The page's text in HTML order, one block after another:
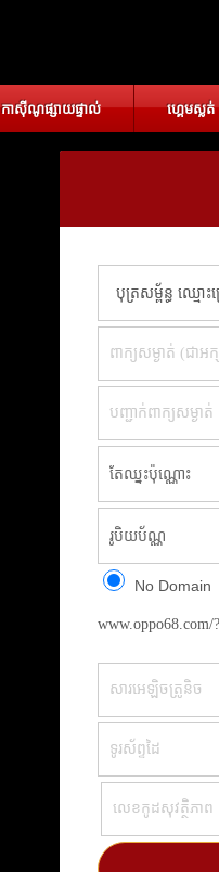
កាស៊ីណូផ្សាយផ្ទាល់ ហ្គេមស្លត់
បុត្រសម្ព័ន្ធ ឈ្មោះប្
No Domain